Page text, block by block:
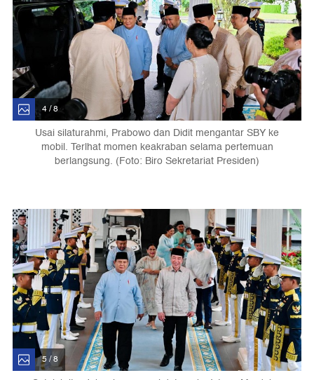
4 / 8
Usai silaturahmi, Prabowo dan Didit mengantar SBY ke
mobil. Terlhat momen keakraban selama pertemuan
berlangsung. (Foto: Biro Sekretariat Presiden)
5 / 8